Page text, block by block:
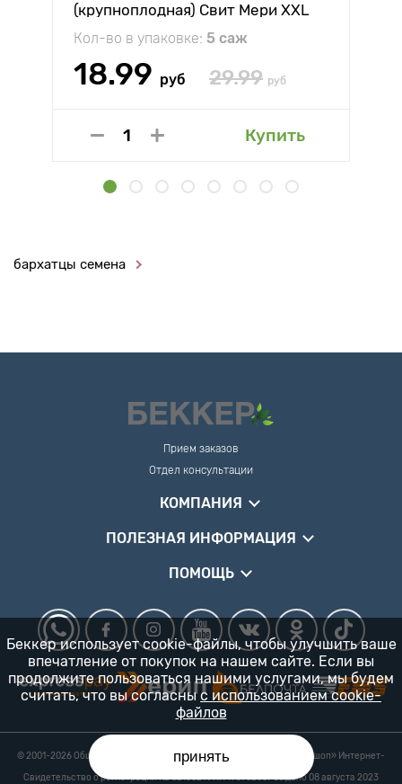
(крупноплодная) Свит Мери XXL
Кол-во в упаковке: 5 саж
18.99 руб 29.99 руб
Купить
бархатцы семена
Прием заказов
Отдел консультации
КОМПАНИЯ
ПОЛЕЗНАЯ ИНФОРМАЦИЯ
ПОМОЩЬ
© 2001-2026 Общество с ограниченной ответственностью «Гарденшоп» Интернет-
магазин «БЕККЕР™» 24/7
Свидетельство о регистрации № 0218821 УНП 193702687 выдано 08 августа 2023
Беккер использует cookie-файлы, чтобы улучшить ваше
впечатление от покупок на нашем сайте. Если вы
продолжите пользоваться нашими услугами, мы будем
считать, что вы согласны с использованием cookie-
файлов
принять